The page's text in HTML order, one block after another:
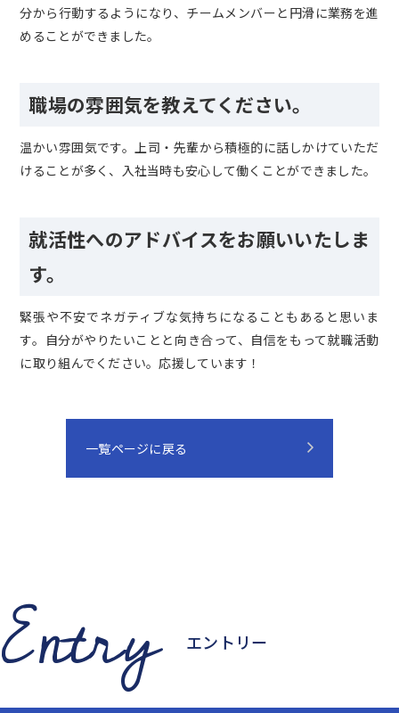
分から行動するようになり、チームメンバーと円滑に業務を進
めることができました。
職場の雰囲気を教えてください。
温かい雰囲気です。上司・先輩から積極的に話しかけていただ
けることが多く、入社当時も安心して働くことができました。
就活性へのアドバイスをお願いいたしま
す。
緊張や不安でネガティブな気持ちになることもあると思いま
す。自分がやりたいことと向き合って、自信をもって就職活動
に取り組んでください。応援しています！
一覧ページに戻る
エントリー
Entry